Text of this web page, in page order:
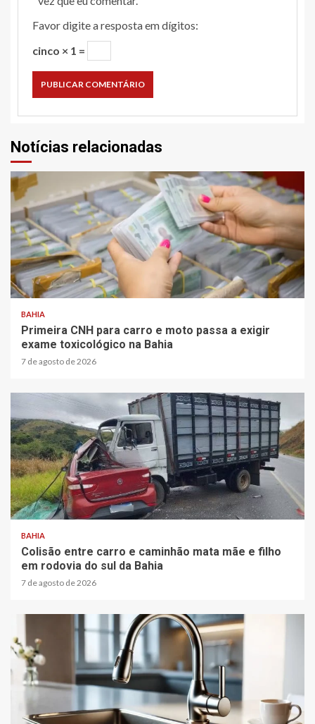
Favor digite a resposta em dígitos:
cinco × 1 =
Notícias relacionadas
2 min read
BAHIA
Primeira CNH para carro e moto passa a exigir
exame toxicológico na Bahia
7 de agosto de 2026
2 min read
BAHIA
Colisão entre carro e caminhão mata mãe e filho
em rodovia do sul da Bahia
7 de agosto de 2026